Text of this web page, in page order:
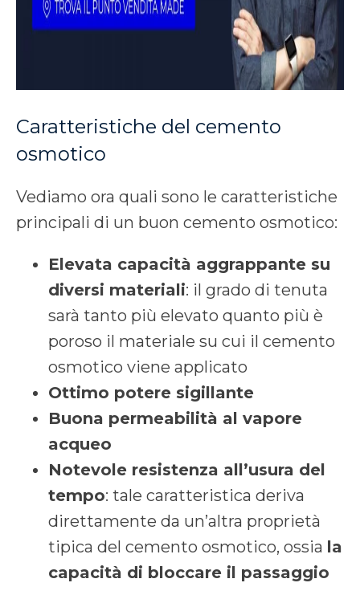
Caratteristiche del cemento
osmotico
Vediamo ora quali sono le caratteristiche
principali di un buon cemento osmotico:
Elevata capacità aggrappante su
diversi materiali: il grado di tenuta
sarà tanto più elevato quanto più è
poroso il materiale su cui il cemento
osmotico viene applicato
Ottimo potere sigillante
Buona permeabilità al vapore
acqueo
Notevole resistenza all’usura del
tempo: tale caratteristica deriva
direttamente da un’altra proprietà
tipica del cemento osmotico, ossia la
capacità di bloccare il passaggio